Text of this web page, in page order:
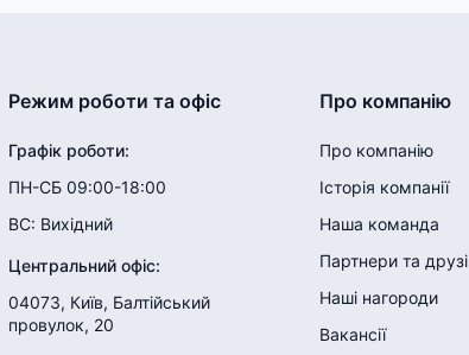
Режим роботи та офіс
Графік роботи:
ПН-СБ 09:00-18:00
ВС: Вихідний
Центральний офіс:
04073, Київ, Балтійський
провулок, 20
Про компанію
Про компанію
Історія компанії
Наша команда
Партнери та друзі
Наші нагороди
Вакансії